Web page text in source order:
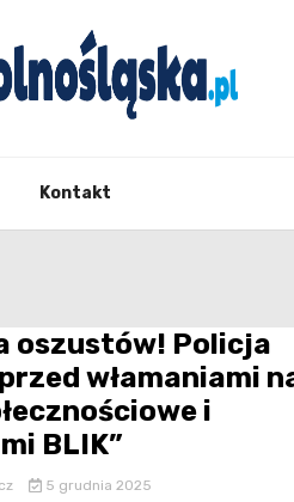
Kontakt
oszustów! Policja
włamaniami
i
BLIK”
5 grudnia 2025